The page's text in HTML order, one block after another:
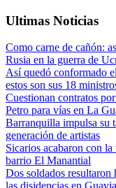
Ultimas Noticias
Como carne de cañón:
Rusia en la guerra de
Así quedó conformado
estos son sus 18
Cuestionan contratos
Petro para vías en La
Barranquilla impulsa su
generación de artistas
Sicarios acabaron con
barrio El Manantial
Dos soldados resultaron